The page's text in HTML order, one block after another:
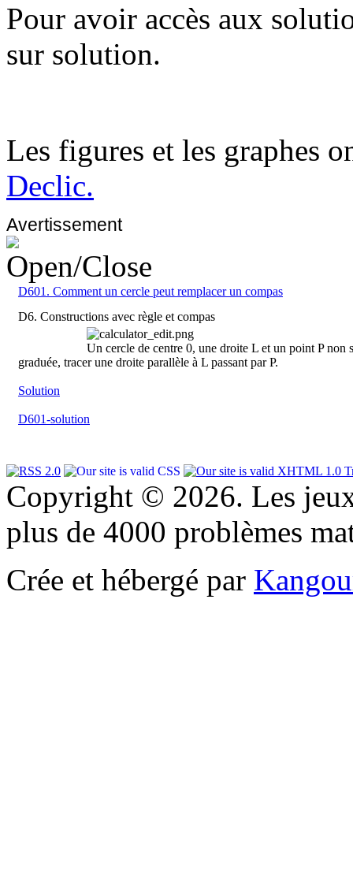
Pour avoir accès aux
sur solution.
Les figures et les graphes
Declic.
Avertissement
D601. Comment un cercle peut remplacer un compas
D6. Constructions avec règle et compas
Un cercle de centre 0, une droite L et un point P non
graduée, tracer une droite parallèle à L passant par P.
Solution
D601-solution
Copyright © 2026. Les
plus de 4000 problèmes
Crée et hébergé par